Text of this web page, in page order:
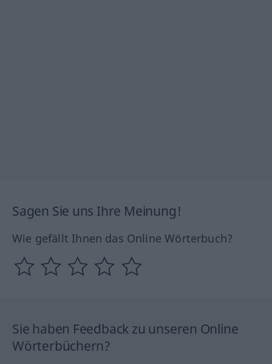
Sagen Sie uns Ihre Meinung!
Wie gefällt Ihnen das Online Wörterbuch?
Sie haben Feedback zu unseren Online
Wörterbüchern?